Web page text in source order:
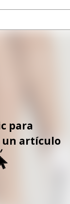
para
un artículo